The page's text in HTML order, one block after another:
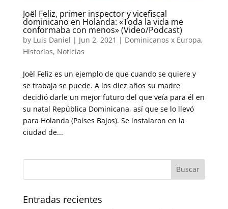
Joël Feliz, primer inspector y vicefiscal
dominicano en Holanda: «Toda la vida me
conformaba con menos» (Video/Podcast)
by Luis Daniel | Jun 2, 2021 | Dominicanos x Europa,
Historias, Noticias
Joël Feliz es un ejemplo de que cuando se quiere y
se trabaja se puede. A los diez años su madre
decidió darle un mejor futuro del que veía para él en
su natal República Dominicana, así que se lo llevó
para Holanda (Países Bajos). Se instalaron en la
ciudad de...
Entradas recientes